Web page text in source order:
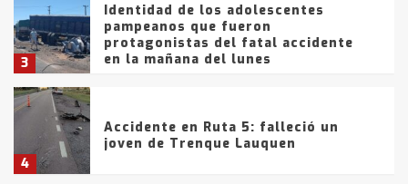
3
Identidad de los adolescentes
pampeanos que fueron
protagonistas del fatal accidente
en la mañana del lunes
4
Accidente en Ruta 5: falleció un
joven de Trenque Lauquen